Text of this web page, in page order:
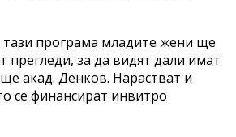
тази програма младите жени ще
прегледи, за да видят дали имат
акад. Денков. Нарастват и
се финансират инвитро